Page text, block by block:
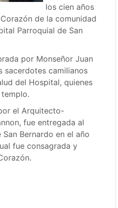
los cien años
de la comunidad
Parroquial de San
por Monseñor Juan
sacerdotes camilianos
del Hospital, quienes
el Arquitecto-
fue entregada al
Bernardo en el año
fue consagrada y